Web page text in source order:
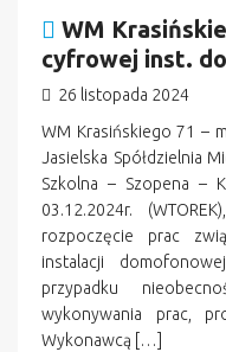
WM
cyfrowej inst.
26 listopada 2024
WM Krasińskiego 71 –
Jasielska Spółdzielnia
Szkolna – Szopena –
03.12.2024r.
rozpoczęcie prac
instalacji
przypadku
wykonywania prac,
Wykonawcą […]